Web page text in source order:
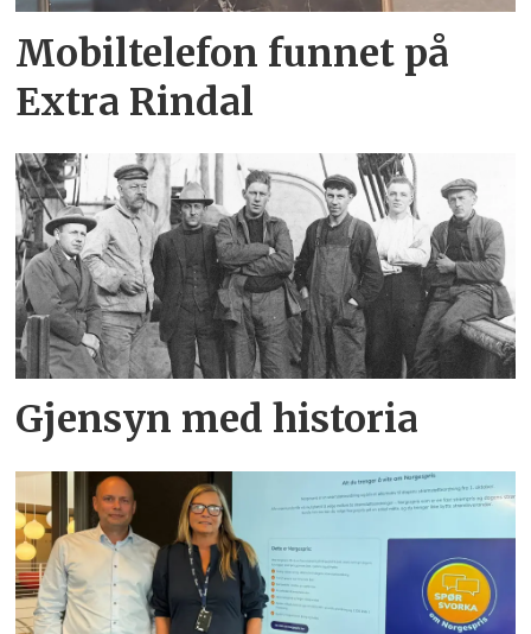
Mobiltelefon funnet på
Extra Rindal
Gjensyn med historia